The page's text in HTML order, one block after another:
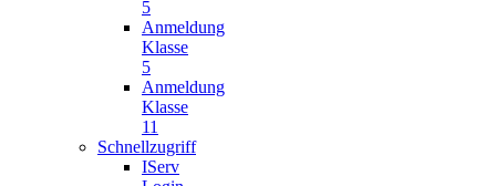
5
Anmeldung
Klasse
5
Anmeldung
Klasse
11
Schnellzugriff
IServ